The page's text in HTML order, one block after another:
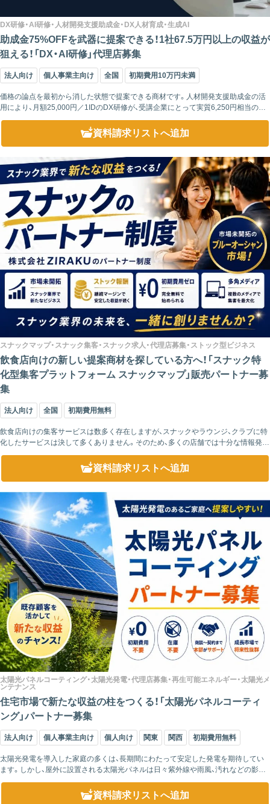
DX研修・AI研修・人材開発支援助成金・DX人材育成・生成AI
助成金75%OFFを武器に提案できる！1社67.5万円以上の収益が
狙える！「DX・AI研修」代理店募集
法人向け 個人事業主向け 全国 初期費用10万円未満
価格の論点を最初から消した状態で提案できる商材です。人材開発支援助成金の活
用により、月額25,000円／1IDのDX研修が、受講企業にとって実質6,250円相当の負
担まで圧縮されます。 助成金申請は弊社の社労士監修チームが...
資料請求リストへ追加
スナックマップ・スナック集客・スナック求人・代理店募集・ストック型ビジネス
飲食店向けの新しい提案商材を探している方へ！「スナック特
化型集客プラットフォーム スナックマップ」販売パートナー募
集
法人向け 全国 初期費用無料
飲食店向けの集客サービスは数多く存在しますが、スナックやラウンジ、クラブに特
化したサービスは決して多くありません。そのため、多くの店舗では十分な情報発信
資料請求リストへ追加
太陽光パネルコーティング・太陽光発電・代理店募集・再生可能エネルギー・太陽光メ
ンテナンス
住宅市場で新たな収益の柱をつくる！「太陽光パネルコーティ
ング」パートナー募集
法人向け 個人事業主向け 個人向け 関東 関西 初期費用無料
太陽光発電を導入した家庭の多くは、長期間にわたって安定した発電を期待してい
ます。しかし、屋外に設置される太陽光パネルは日々紫外線や雨風、汚れなどの影響
を受けるため、十分な性能を維持するためには適切なメンテナンスが重要になりま
資料請求リストへ追加